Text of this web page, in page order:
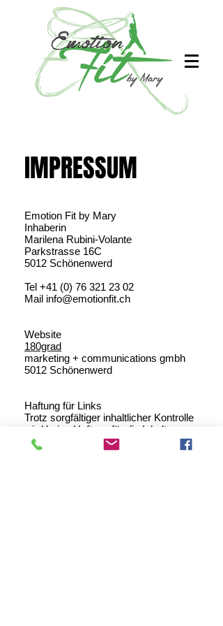
IMPRESSUM
Emotion Fit by Mary
Inhaberin
Marilena Rubini-Volante
Parkstrasse 16C
5012 Schönenwerd
Tel +41 (0) 76 321 23 02
Mail info@emotionfit.ch
Website
180grad
marketing + communications gmbh
5012 Schönenwerd
Haftung für Links
Trotz sorgfältiger inhaltlicher Kontrolle
wird keine Haftung für die Inhalte
externer Links übernommen. Für den
Inhalt der verlinkten Seiten sind